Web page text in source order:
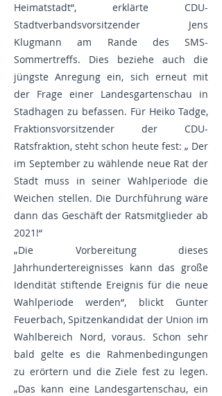
Heimatstadt“, erklärte CDU-
Stadtverbandsvorsitzender Jens
Klugmann am Rande des SMS-
Sommertreffs. Dies beziehe auch die
jüngste Anregung ein, sich erneut mit
der Frage einer Landesgartenschau in
Stadhagen zu befassen. Für Heiko Tadge,
Fraktionsvorsitzender der CDU-
Ratsfraktion, steht schon heute fest: „ Der
im September zu wählende neue Rat der
Stadt muss in seiner Wahlperiode die
Weichen stellen. Die Durchführung wäre
dann das Geschäft der Ratsmitglieder ab
2021!“
„Die Vorbereitung dieses
Jahrhundertereignisses kann das große
Idendität stiftende Ereignis für die neue
Wahlperiode werden“, blickt Gunter
Feuerbach, Spitzenkandidat der Union im
Wahlbereich Nord, voraus. Schon sehr
bald gelte es die Rahmenbedingungen
zu erörtern und die Ziele fest zu legen.
„Das kann eine Landesgartenschau, ein